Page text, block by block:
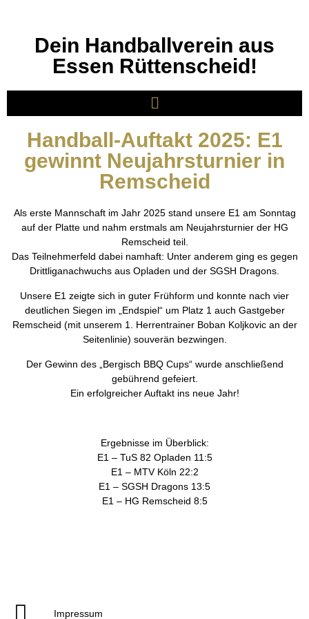
Dein Handballverein aus
Essen Rüttenscheid!
Handball-Auftakt 2025: E1
gewinnt Neujahrsturnier in
Remscheid
Als erste Mannschaft im Jahr 2025 stand unsere E1 am Sonntag
auf der Platte und nahm erstmals am Neujahrsturnier der HG
Remscheid teil.
Das Teilnehmerfeld dabei namhaft: Unter anderem ging es gegen
Drittliganachwuchs aus Opladen und der SGSH Dragons.
Unsere E1 zeigte sich in guter Frühform und konnte nach vier
deutlichen Siegen im „Endspiel“ um Platz 1 auch Gastgeber
Remscheid (mit unserem 1. Herrentrainer Boban Koljkovic an der
Seitenlinie) souverän bezwingen.
Der Gewinn des „Bergisch BBQ Cups“ wurde anschließend
gebührend gefeiert.
Ein erfolgreicher Auftakt ins neue Jahr!
Ergebnisse im Überblick:
E1 – TuS 82 Opladen 11:5
E1 – MTV Köln 22:2
E1 – SGSH Dragons 13:5
E1 – HG Remscheid 8:5
Impressum